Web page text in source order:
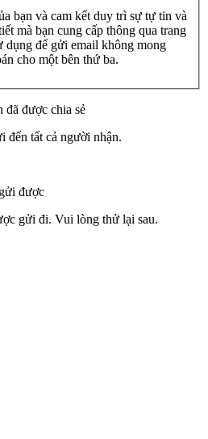
duy trì sự tự tin và
cấp thông qua trang
gửi email không mong
cho một bên thứ ba.
đã được chia sẻ
đến tất cả người nhận.
được
gửi đi. Vui lòng thử lại sau.